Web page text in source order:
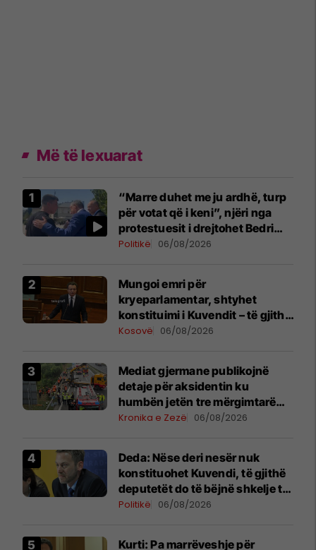
Më të lexuarat
“Marre duhet me ju ardhë, turp
për votat që i keni”, njëri nga
protestuesit i drejtohet Bedri
Hamzës
Politikë 06/08/2026
Mungoi emri për
kryeparlamentar, shtyhet
konstituimi i Kuvendit – të gjitha
detajet
Kosovë 06/08/2026
Mediat gjermane publikojnë
detaje për aksidentin ku
humbën jetën tre mërgimtarë
nga Komogllava e Ferizajt
Kronika e Zezë 06/08/2026
Deda: Nëse deri nesër nuk
konstituohet Kuvendi, të gjithë
deputetët do të bëjnë shkelje të
rëndë kushtetuese
Politikë 06/08/2026
Kurti: Pa marrëveshje për